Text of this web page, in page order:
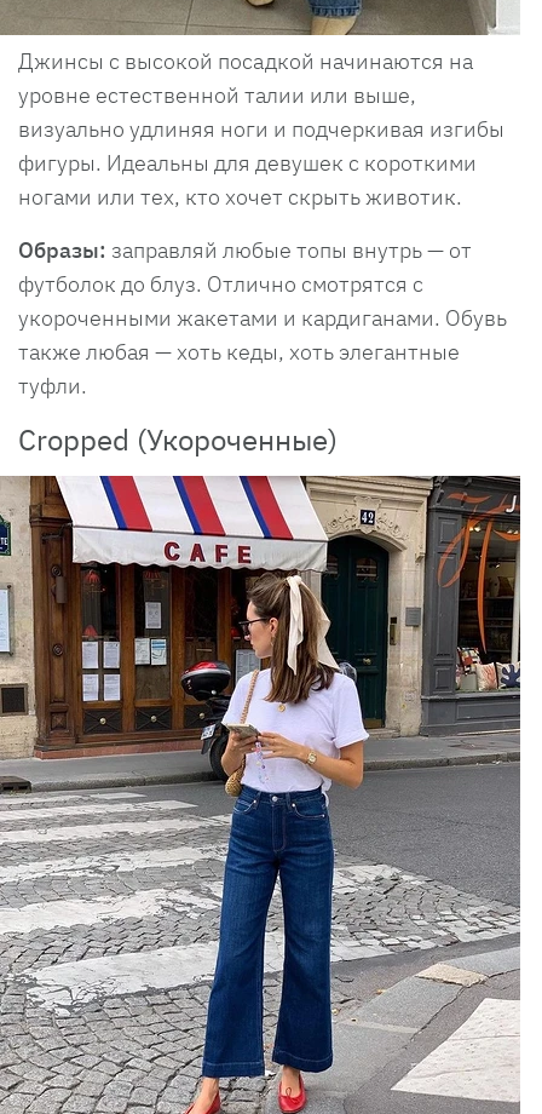
Джинсы с высокой посадкой начинаются на
уровне естественной талии или выше,
визуально удлиняя ноги и подчеркивая изгибы
фигуры. Идеальны для девушек с короткими
ногами или тех, кто хочет скрыть животик.
Образы: заправляй любые топы внутрь — от
футболок до блуз. Отлично смотрятся с
укороченными жакетами и кардиганами. Обувь
также любая — хоть кеды, хоть элегантные
туфли.
Cropped (Укороченные)